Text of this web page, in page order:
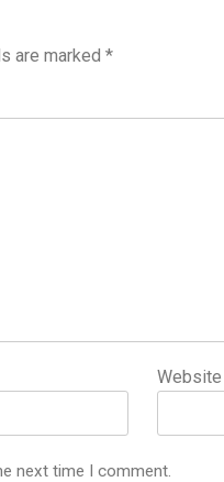
are marked *
Website
next time I comment.